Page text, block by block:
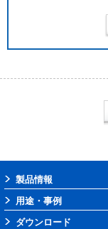
製品情報
用途・事例
ダウンロード